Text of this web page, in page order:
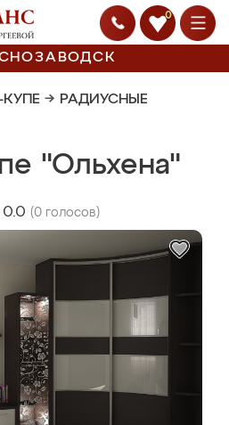
0
→ РАДИУСНЫЕ
"Ольхена"
0.0 (0 голосов)